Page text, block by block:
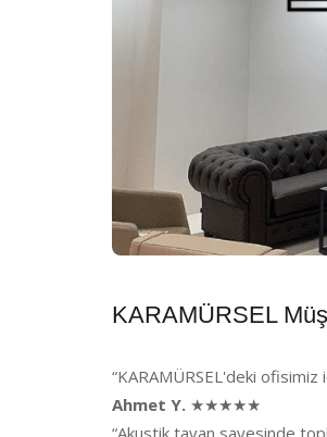
KARAMÜRSEL
“KARAMÜRSEL'deki
Ahmet Y. ★★★★★
“Akustik tavan sayesinde